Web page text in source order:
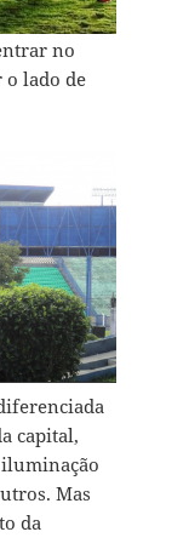
no
o lado de
capital,
Mas
da